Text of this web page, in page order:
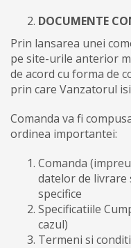
DOCUMENTE
Prin lansarea unei
pe site-urile anterior
de acord cu forma de
prin care Vanzatorul
Comanda va fi
ordinea importantei:
Comanda
datelor de livrare
specifice
Specificatiile
cazul)
Termeni si